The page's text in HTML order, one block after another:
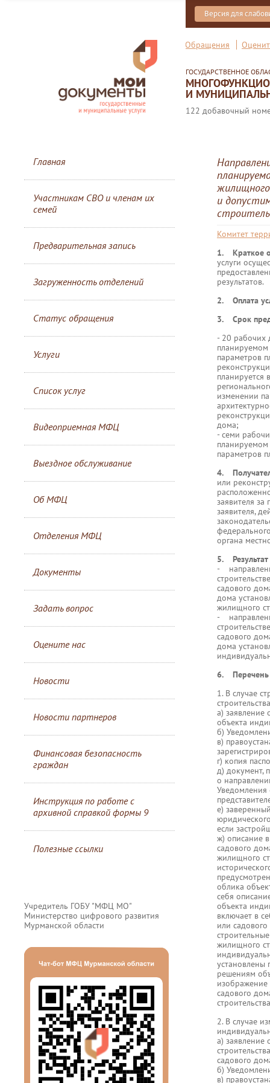
Версия для
Обращения
ГОСУДАРСТВЕННОЕ
И
122 добавочный
Главная
Участникам СВО и членам их
семей
Предварительная запись
Загруженность отделений
Статус обращения
Услуги
Список услуг
Видеоприемная МФЦ
Выездное обслуживание
Об МФЦ
Отделения МФЦ
Документы
Задать вопрос
Оцените нас
Новости
Новости партнеров
Финансовая безопасность
граждан
Инструкция по работе с
архивной справкой формы 9
Полезные ссылки
Учредитель ГОБУ "МФЦ МО"
Министерство цифрового развития
Мурманской области
и
Комитет
1. Краткое
услуги
результатов.
2. Оплата
3. Срок
- 20 рабочих
планируемом
параметров
планируется
изменении
дома;
- семи
планируемом
параметров
4.
или
заявителя за
заявителя,
органа
5. Результат
-
садового
дома
жилищного
-
садового
дома
6. Перечень
1. В случае
а) заявление
объекта
б)
в)
г) копия
д) документ,
о
Уведомления
е)
если
ж) описание
садового
жилищного
облика
себя
объекта
включает в
или
жилищного
установлены
решениям
изображение
садового
2. В случае
а) заявление
садового
б)
в)